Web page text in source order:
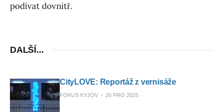
podívat dovnitř.
DALŠÍ...
CityLOVE: Reportáž z vernisáže
FOKUS KYJOV 26 PRO 2025